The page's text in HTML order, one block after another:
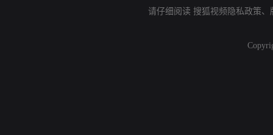
请仔细阅读 搜狐视频隐私政策、